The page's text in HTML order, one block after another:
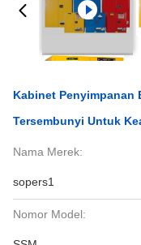
Kabinet Penyimpanan
Tersembunyi Untuk
Nama Merek:
sopers1
Nomor Model: